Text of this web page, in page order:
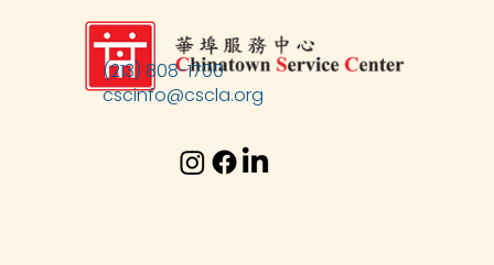
(213) 808-1700
cscinfo@cscla.org